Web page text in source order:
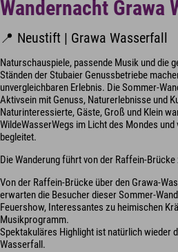
Wandernacht Grawa
📍 Neustift | Grawa Wasserfall
Naturschauspiele, passende Musik und die
Ständen der Stubaier Genussbetriebe
unvergleichbaren Erlebnis. Die Sommer-
Aktivsein mit Genuss, Naturerlebnisse und
Naturinteressierte, Gäste, Groß und Klein
WildeWasserWegs im Licht des Mondes
begleitet.
Die Wanderung führt von der Raffein-
Von der Raffein-Brücke über den Grawa-
erwarten die Besucher dieser Sommer-
Feuershow, Interessantes zu heimischen
Musikprogramm.
Spektakuläres Highlight ist natürlich wieder
Wasserfall.